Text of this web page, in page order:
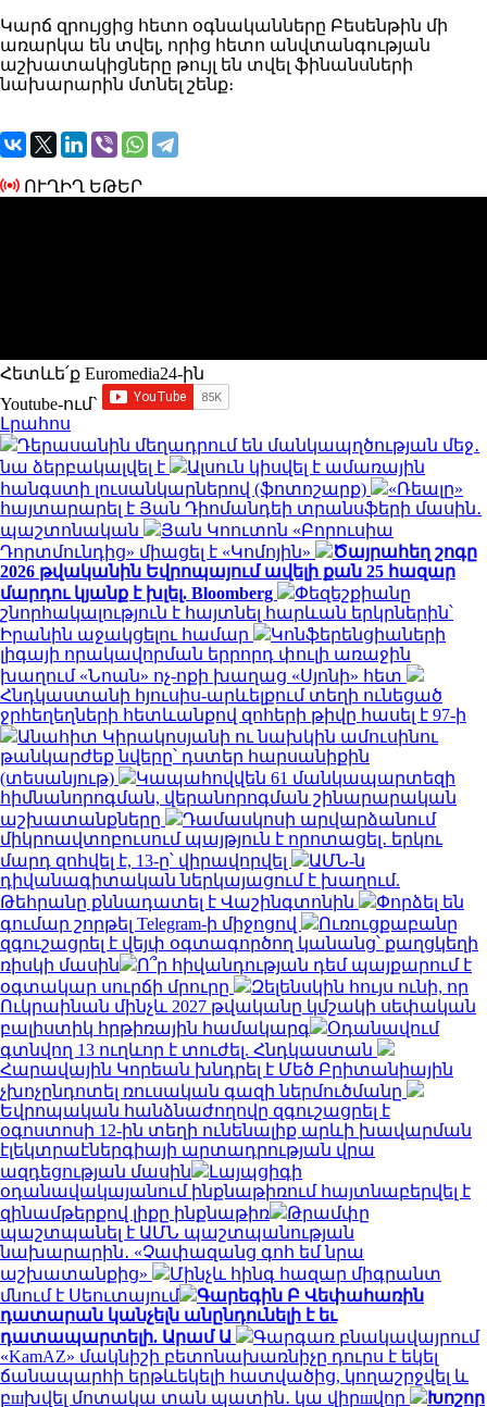
Կարճ զրույցից հետո օգնականները Բեսենթին մի
առարկա են տվել, որից հետո անվտանգության
աշխատակիցները թույլ են տվել ֆինանսների
նախարարին մտնել շենք։
ՈՒՂԻՂ ԵԹԵՐ
Հետևե՛ք Euromedia24-ին
Youtube-ում`
Լրահոս
Դերասանին մեղադրում են մանկապղծության մեջ․
նա ձերբակալվել է
Ալսուն կիսվել է ամառային
հանգստի լուսանկարներով (ֆոտոշարք)
«Ռեալը»
հայտարարել է Յան Դիոմանդեի տրանսֆերի մասին․
պաշտոնական
Յան Կոուտոն «Բորուսիա
Դորտմունդից» միացել է «Կոմոյին»
Ծայրահեղ շոգը
2026 թվականին Եվրոպայում ավելի քան 25 հազար
մարդու կյանք է խլել. Bloomberg
Փեզեշքիանը
շնորհակալություն է հայտնել հարևան երկրներին՝
Իրանին աջակցելու համար
Կոնֆերենցիաների
լիգայի որակավորման երրորդ փուլի առաջին
խաղում «Նոան» ոչ-ոքի խաղաց «Սյոնի» հետ
Հնդկաստանի հյուսիս-արևելքում տեղի ունեցած
ջրհեղեղների հետևանքով զոհերի թիվը հասել է 97-ի
Անահիտ Կիրակոսյանի ու նախկին ամուսինու
թանկարժեք նվերը՝ դստեր հարսանիքին
(տեսանյութ)
Կապահովվեն 61 մանկապարտեզի
հիմնանորոգման, վերանորոգման շինարարական
աշխատանքները
Դամասկոսի արվարձանում
միկրոավտոբուսում պայթյուն է որոտացել․ երկու
մարդ զոհվել է, 13-ը՝ վիրավորվել
ԱՄՆ-ն
դիվանագիտական ներկայացում է խաղում.
Թեհրանը քննադատել է Վաշինգտոնին
Փորձել են
գումար շորթել Telegram-ի միջոցով
Ուռուցքաբանը
զգուշացրել է վեյփ օգտագործող կանանց՝ քաղցկեղի
ռիսկի մասին
Ո՞ր հիվանդության դեմ պայքարում է
օգտակար սուրճի մրուրը
Զելենսկին հույս ունի, որ
Ուկրաինան մինչև 2027 թվականը կմշակի սեփական
բալիստիկ հրթիռային համակարգ
Օդանավում
գտնվող 13 ուղևոր է տուժել. Հնդկաստան
Հարավային Կորեան խնդրել է Մեծ Բրիտանիային
չխոչընդոտել ռուսական գազի ներմուծմանը
Եվրոպական հանձնաժողովը զգուշացրել է
օգոստոսի 12-ին տեղի ունենալիք արևի խավարման
էլեկտրաէներգիայի արտադրության վրա
ազդեցության մասին
Լայպցիգի
օդանավակայանում ինքնաթիռում հայտնաբերվել է
զինամթերքով լիքը ինքնաթիռ
Թրամփը
պաշտպանել է ԱՄՆ պաշտպանության
նախարարին․ «Չափազանց գոհ եմ նրա
աշխատանքից»
Մինչև հինգ հազար միգրանտ
մնում է Սեուտայում
Գարեգին Բ Վեփահառին
դատարան կանչելն անընդունելի է եւ
դատապարտելի. Արամ Ա
Գարգառ բնակավայրում
«KamAZ» մակնիշի բետոնախառնիչը դուրս է եկել
ճանապարհի երթևեկելի հատվածից, կողաշրջվել և
բшխվել մոտակա տան պատին․ կա վիրшվոր
Խոշոր